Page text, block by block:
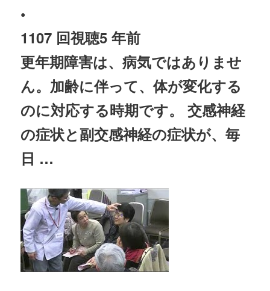
•
1107 回視聴5 年前
更年期障害は、病気ではありませ
ん。加齢に伴って、体が変化する
のに対応する時期です。 交感神経
の症状と副交感神経の症状が、毎
日 …